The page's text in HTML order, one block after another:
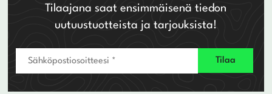
Tilaajana saat ensimmäisenä tiedon
uutuustuotteista ja tarjouksista!